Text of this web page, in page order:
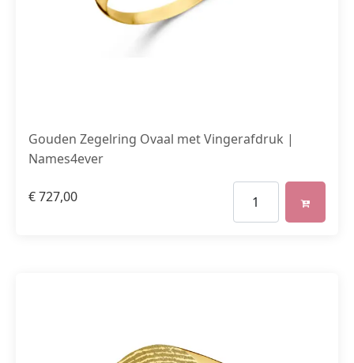
Gouden Zegelring Ovaal met Vingerafdruk |
Names4ever
€727,00